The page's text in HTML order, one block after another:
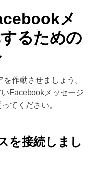
メ
るための
作動させましょう。
Facebookメッセージ
てください。
を接続しまし